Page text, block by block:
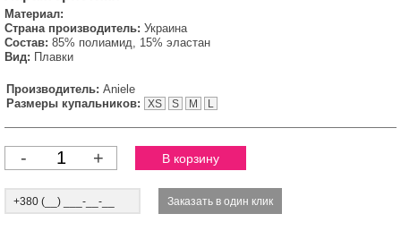
Материал:
Страна производитель: Украина
Состав: 85% полиамид, 15% эластан
Вид: Плавки
Производитель: Aniele
Размеры купальников:
XS S M L
- +